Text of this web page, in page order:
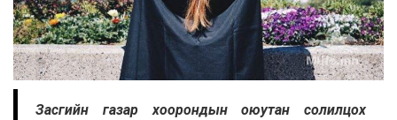
Засгийн газар хоорондын оюутан солилцох